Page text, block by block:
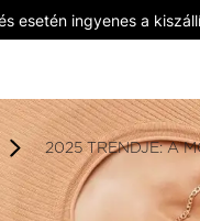
esetén ingyenes a
2025 TRENDJE: A